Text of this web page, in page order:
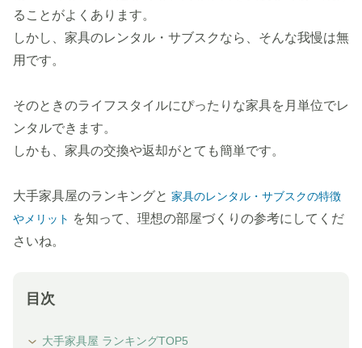
ることがよくあります。
しかし、家具のレンタル・サブスクなら、そんな我慢は無
用です。
そのときのライフスタイルにぴったりな家具を月単位でレ
ンタルできます。
しかも、家具の交換や返却がとても簡単です。
大手家具屋のランキングと 家具のレンタル・サブスクの特徴
やメリット を知って、理想の部屋づくりの参考にしてくだ
さいね。
目次
大手家具屋 ランキングTOP5